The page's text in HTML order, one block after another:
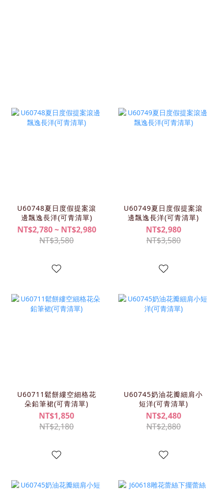
U60748夏日度假提案滾
邊飄逸長洋(可青清單)
NT$2,780 ~ NT$2,980
NT$3,580
U60749夏日度假提案滾
邊飄逸長洋(可青清單)
NT$2,980
NT$3,580
U60711鬆餅縷空細格花
朵鉛筆裙(可青清單)
NT$1,850
NT$2,180
U60745奶油花瓣細肩小
短洋(可青清單)
NT$2,480
NT$2,880